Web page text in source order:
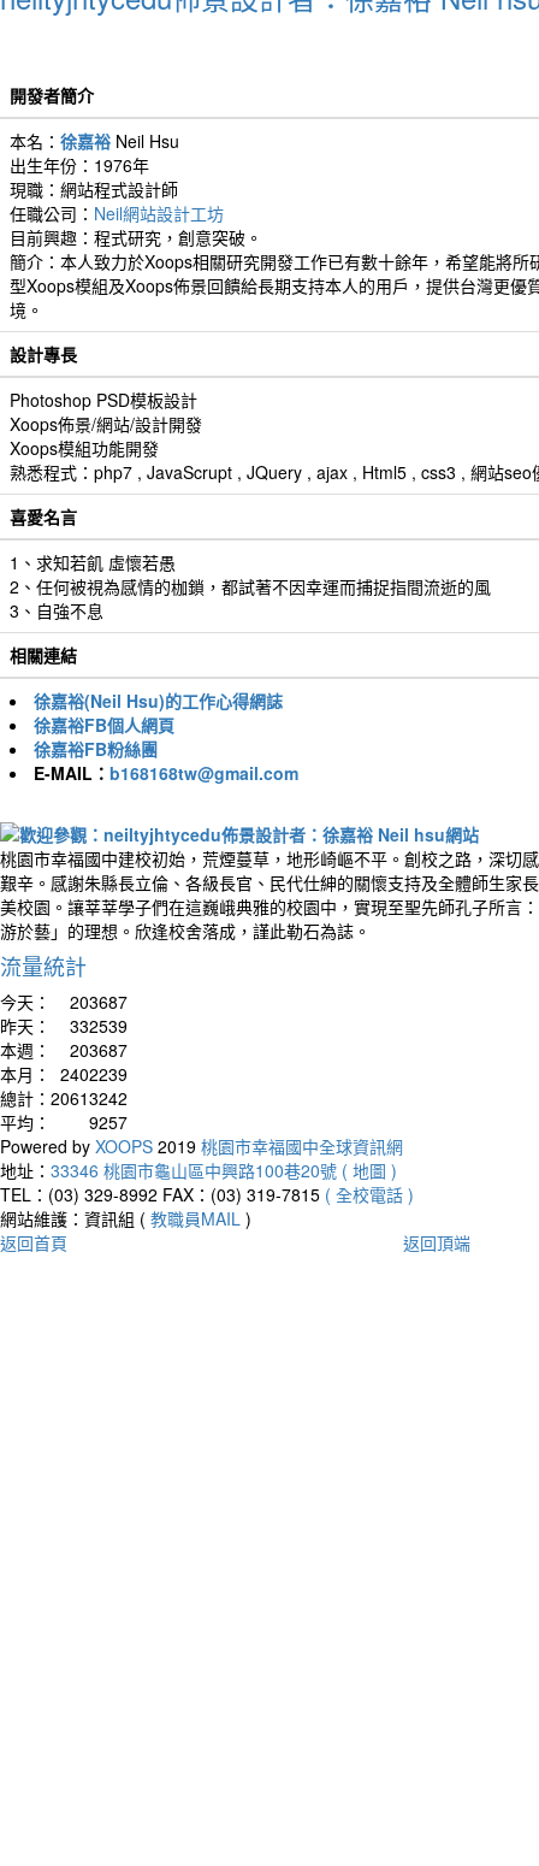
開發者簡介
本名： 徐嘉裕 Neil Hsu
出生年份：1976年
現職：網站程式設計師
任職公司： Neil網站設計工坊
目前興趣：程式研究，創意突破。
簡介：本人致力於Xoops相關研究開發工作已有數十餘年，希望能將所
型Xoops模組及Xoops佈景回饋給長期支持本人的用戶，提供台灣更優
境。
設計專長
Photoshop PSD模板設計
Xoops佈景/網站/設計開發
Xoops模組功能開發
熟悉程式：php7 , JavaScrupt , JQuery , ajax , Html5 , css3 , 網站seo
喜愛名言
1、求知若飢 虛懷若愚
2、任何被視為感情的枷鎖，都試著不因幸運而捕捉指間流逝的風
3、自強不息
相關連結
徐嘉裕(Neil Hsu)的工作心得網誌
徐嘉裕FB個人網頁
徐嘉裕FB粉絲團
E-MAIL： b168168tw@gmail.com
桃園市幸福國中建校初始，荒煙蔓草，地形崎嶇不平。創校之路，深切
艱辛。感謝朱縣長立倫、各級長官、民代仕紳的關懷支持及全體師生家
美校園。讓莘莘學子們在這巍峨典雅的校園中，實現至聖先師孔子所言
游於藝」的理想。欣逢校舍落成，謹此勒石為誌。
流量統計
今天：
203687
昨天：
332539
本週：
203687
本月：
2402239
總計： 20613242
平均：
9257
Powered by XOOPS 2019 桃園市幸福國中全球資訊網
地址： 33346 桃園市龜山區中興路100巷20號 ( 地圖 )
TEL：(03) 329-8992 FAX：(03) 319-7815 ( 全校電話 )
網站維護：資訊組 ( 教職員MAIL )
返回首頁
返回頂端